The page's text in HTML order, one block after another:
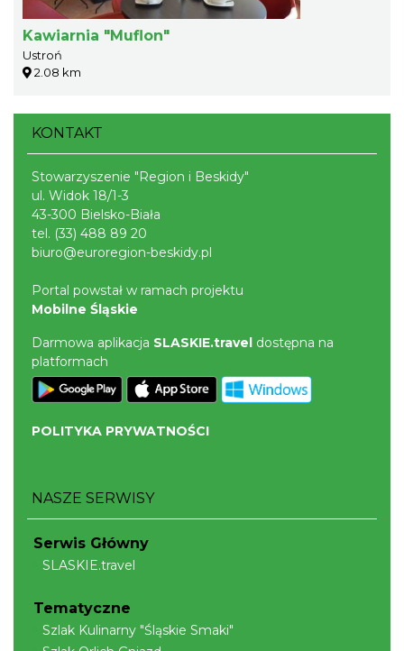
Kawiarnia "Muflon"
Ustroń
2.08 km
KONTAKT
Stowarzyszenie "Region i Beskidy"
ul. Widok 18/1-3
43-300 Bielsko-Biała
tel. (33) 488 89 20
biuro@euroregion-beskidy.pl
Portal powstał w ramach projektu
Mobilne Śląskie
Darmowa aplikacja SLASKIE.travel dostępna na
platformach
POLITYKA PRYWATNOŚCI
NASZE SERWISY
Serwis Główny
SLASKIE.travel
Tematyczne
Szlak Kulinarny "Śląskie Smaki"